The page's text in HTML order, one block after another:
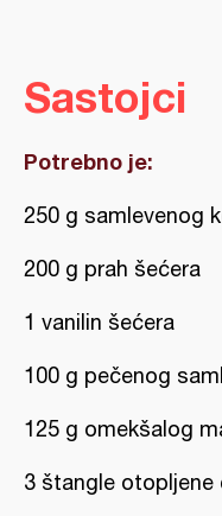
Sastojci
Potrebno je:
250 g samlevenog
200 g prah šećera
1 vanilin šećera
100 g pečenog
125 g omekšalog
3 štangle otopljene